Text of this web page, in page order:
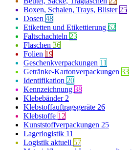
Boxen, Schalen, Trays, Blister 25
Dosen 48
Etiketten und Etikettierung 62
Faltschachteln 23
Flaschen 36
Folien 19
Geschenkverpackungen 11
Getränke-Kartonverpackungen 33
Identifikation 20
Kennzeichnung 38
Klebebänder 2
Klebstoffauftragsgeräte 26
Klebstoffe 12
Kunststoffverpackungen 25
Lagerlogistik 11
Logistik aktuell 57